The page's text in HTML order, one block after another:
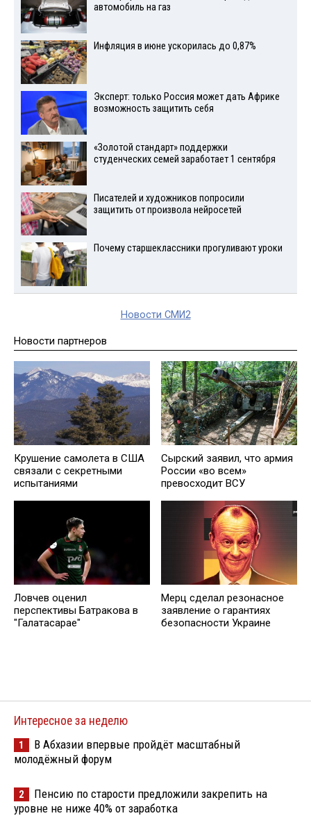
автомобиль на газ
Инфляция в июне ускорилась до 0,87%
Эксперт: только Россия может дать Африке
возможность защитить себя
«Золотой стандарт» поддержки
студенческих семей заработает 1 сентября
Писателей и художников попросили
защитить от произвола нейросетей
Почему старшеклассники прогуливают уроки
Новости СМИ2
Новости партнеров
Крушение самолета в США
связали с секретными
испытаниями
Сырский заявил, что армия
России «во всем»
превосходит ВСУ
Ловчев оценил
перспективы Батракова в
"Галатасарае"
Мерц сделал резонасное
заявление о гарантиях
безопасности Украине
Интересное за неделю
1
В Абхазии впервые пройдёт масштабный
молодёжный форум
2
Пенсию по старости предложили закрепить на
уровне не ниже 40% от заработка